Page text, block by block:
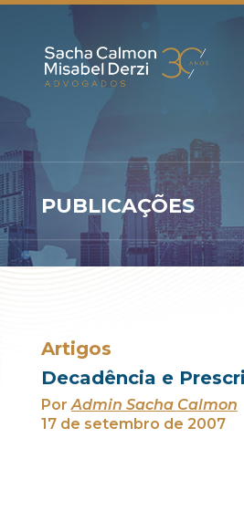
PUBLICAÇÕES
Artigos
Decadência e
PorAdmin Sacha Calmon
17 de setembro de 2007